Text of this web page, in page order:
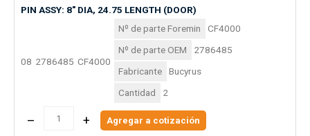
PIN ASSY: 8″ DIA, 24.75 LENGTH (DOOR)
08 2786485 CF4000
Nº de parte Foremin
CF4000
Nº de parte OEM
2786485
Fabricante
Bucyrus
Cantidad
2
– + Agregar a cotización